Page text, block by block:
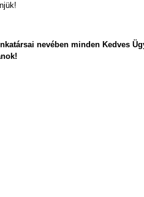
nevében minden Kedves